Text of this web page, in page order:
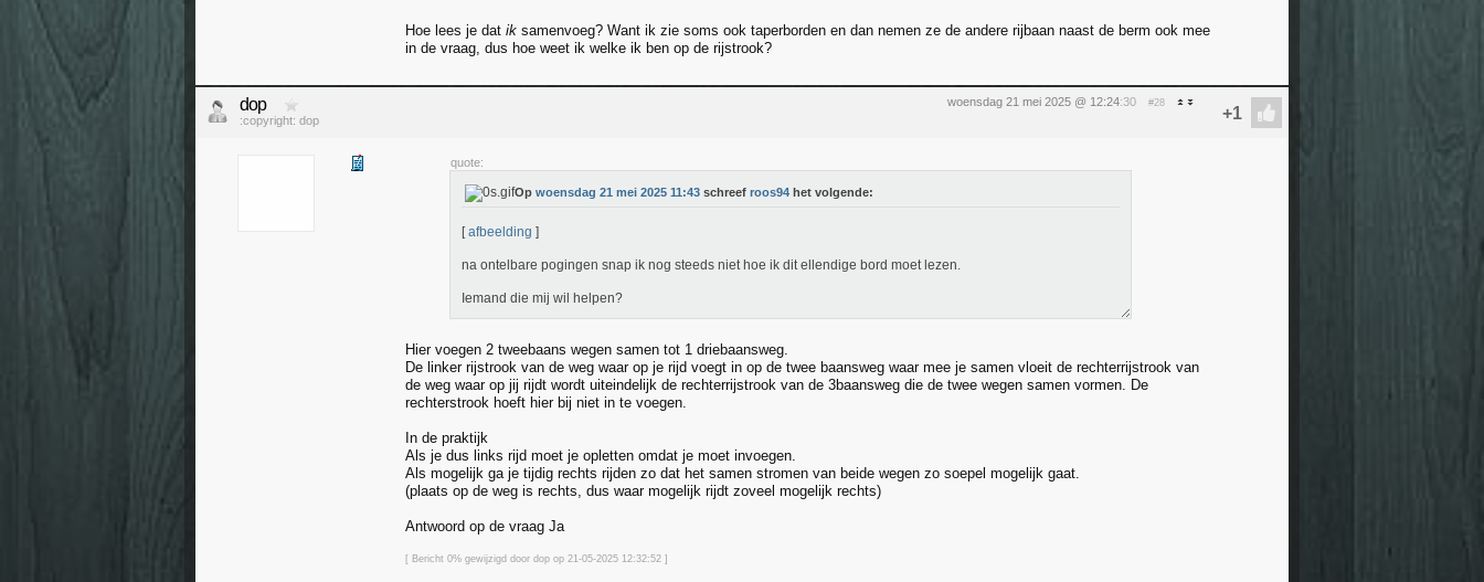
Hoe lees je dat ik samenvoeg? Want ik zie soms ook taperborden en dan nemen ze de andere rijbaan naast de berm ook mee
in de vraag, dus hoe weet ik welke ik ben op de rijstrook?
woensdag 21 mei 2025 @ 12:24:30 #28
dop
:copyright: dop
quote:
Op woensdag 21 mei 2025 11:43 schreef roos94 het volgende:
[afbeelding ]
na ontelbare pogingen snap ik nog steeds niet hoe ik dit ellendige bord moet lezen.
Iemand die mij wil helpen?
Hier voegen 2 tweebaans wegen samen tot 1 driebaansweg.
De linker rijstrook van de weg waar op je rijd voegt in op de twee baansweg waar mee je samen vloeit de rechterrijstrook van
de weg waar op jij rijdt wordt uiteindelijk de rechterrijstrook van de 3baansweg die de twee wegen samen vormen. De
rechterstrook hoeft hier bij niet in te voegen.
In de praktijk
Als je dus links rijd moet je opletten omdat je moet invoegen.
Als mogelijk ga je tijdig rechts rijden zo dat het samen stromen van beide wegen zo soepel mogelijk gaat.
(plaats op de weg is rechts, dus waar mogelijk rijdt zoveel mogelijk rechts)
Antwoord op de vraag Ja
[ Bericht 0% gewijzigd door dop op 21-05-2025 12:32:52 ]